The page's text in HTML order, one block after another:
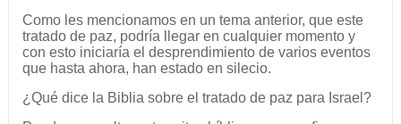
Como les mencionamos en un tema anterior, que este
tratado de paz, podría llegar en cualquier momento y
con esto iniciaría el desprendimiento de varios eventos
que hasta ahora, han estado en silecio.
¿Qué dice la Biblia sobre el tratado de paz para Israel?